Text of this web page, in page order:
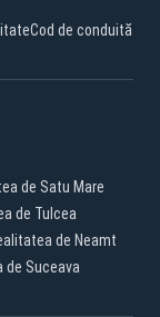
Cod de conduită
de Satu Mare
de Tulcea
de Neamt
de Suceava